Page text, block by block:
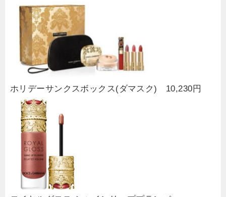
ホリデーサンクスボックス(ダマスク) 10,230円